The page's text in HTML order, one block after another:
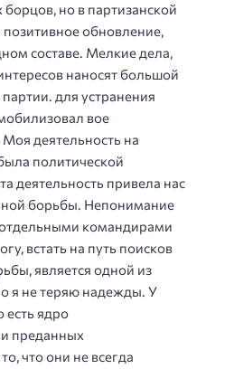
но в партизанской
обновление,
составе. Мелкие дела,
наносят большой
для устранения
вое
деятельность на
политической
деятельность привела нас
борьбы. Непонимание
отдельными командирами
встать на путь поисков
является одной из
я не теряю надежды. У
есть ядро
преданных
что они не всегда